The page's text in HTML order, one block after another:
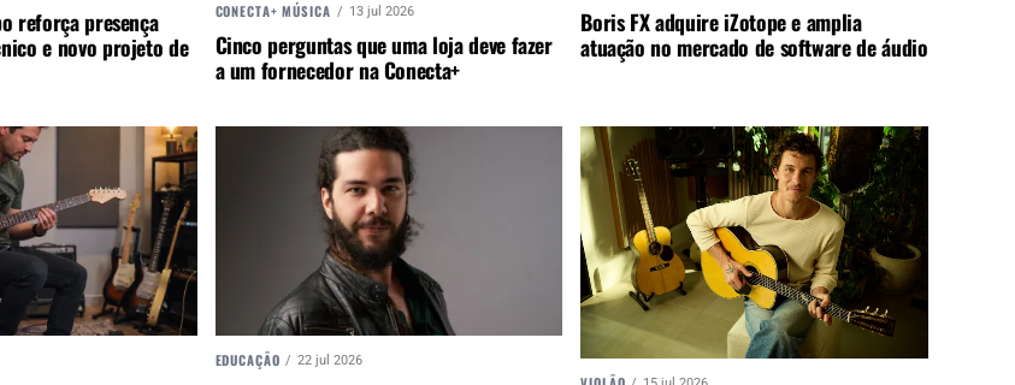
reforça presença
e novo projeto de
CONECTA+ MÚSICA 13 jul 2026
Cinco perguntas que uma loja deve fazer
a um fornecedor na Conecta+
Boris FX adquire iZotope e amplia
atuação no mercado de software de áudio
EDUCAÇÃO 22 jul 2026